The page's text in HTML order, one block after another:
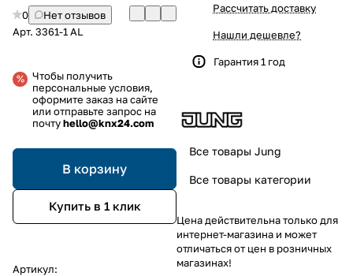
0
Нет отзывов
Арт. 3361-1 AL
Чтобы получить
персональные условия,
оформите заказ на сайте
или отправьте запрос на
почтуhello@knx24.com
В корзину
Купить в 1 клик
Артикул:
Рассчитать доставку
Нашли дешевле?
Гарантия 1 год
Все товары Jung
Все товары категории
Цена действительна только для
интернет-магазина и может
отличаться от цен в розничных
магазинах!